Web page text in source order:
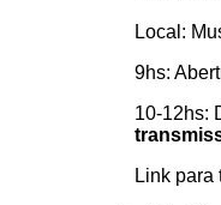
Local:
9hs:
10-12hs:
Link para